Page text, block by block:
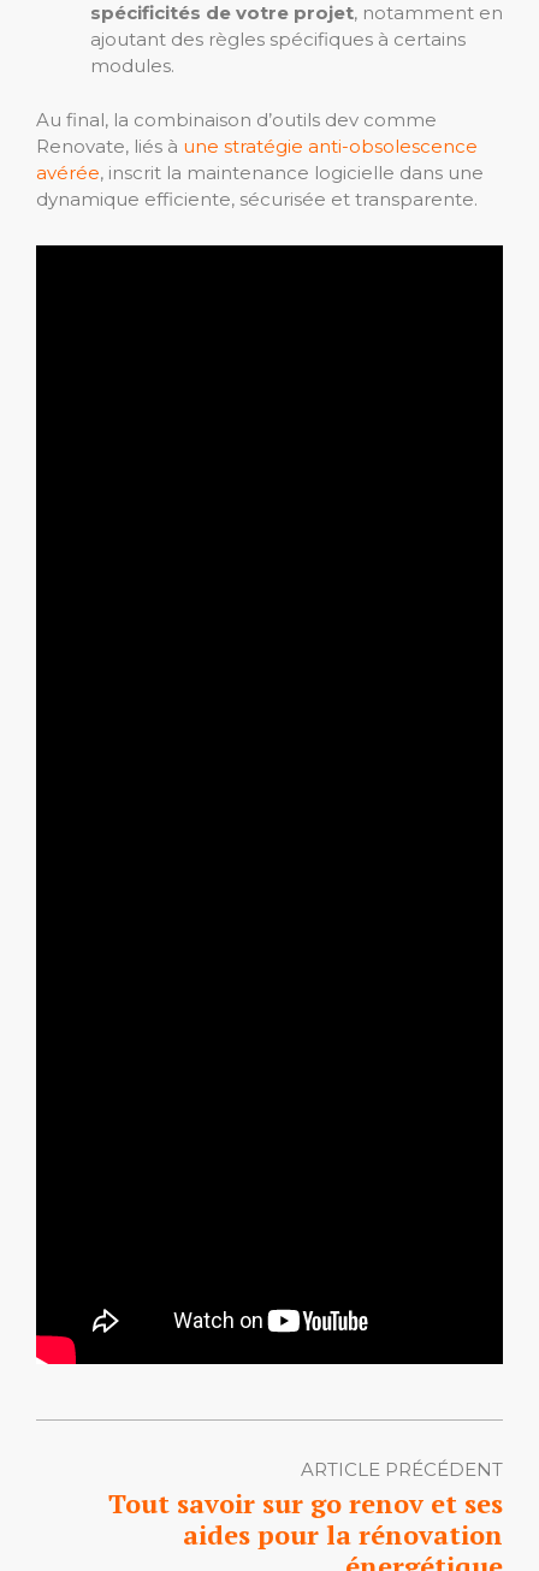
spécificités de votre projet, notamment en
ajoutant des règles spécifiques à certains
modules.
Au final, la combinaison d’outils dev comme
Renovate, liés à une stratégie anti-obsolescence
avérée, inscrit la maintenance logicielle dans une
dynamique efficiente, sécurisée et transparente.
ARTICLE PRÉCÉDENT
Tout savoir sur go renov et ses
aides pour la rénovation